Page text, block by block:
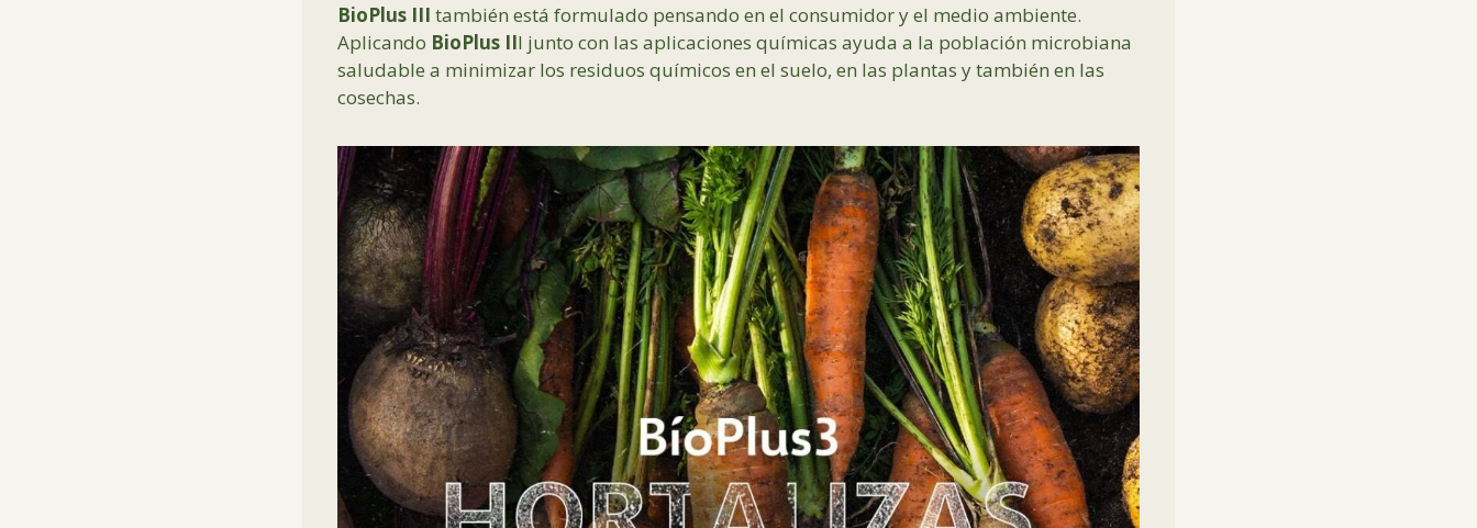
BioPlus III también está formulado pensando en el consumidor y el medio ambiente.
Aplicando BioPlus III junto con las aplicaciones químicas ayuda a la población microbiana
saludable a minimizar los residuos químicos en el suelo, en las plantas y también en las
cosechas.